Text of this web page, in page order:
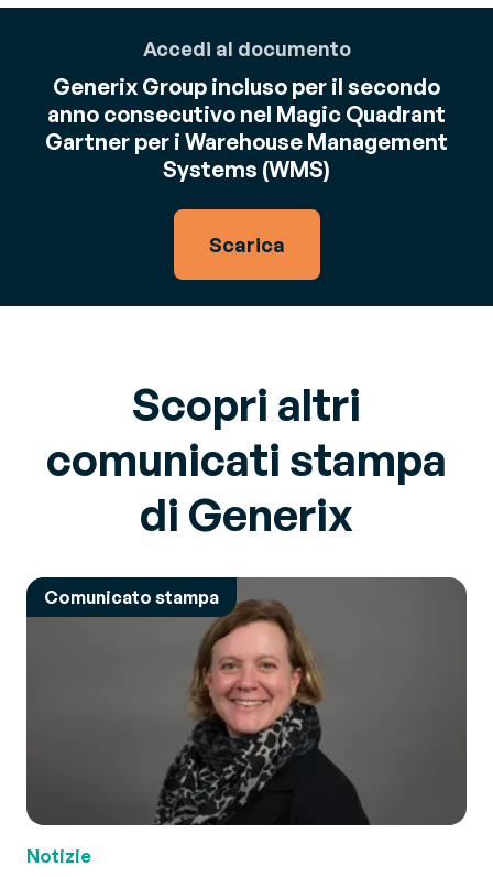
Accedi al documento
Generix Group incluso per il secondo
anno consecutivo nel Magic Quadrant
Gartner per i Warehouse Management
Systems (WMS)
Scarica
Scopri altri
comunicati stampa
di Generix
Comunicato stampa
Notizie